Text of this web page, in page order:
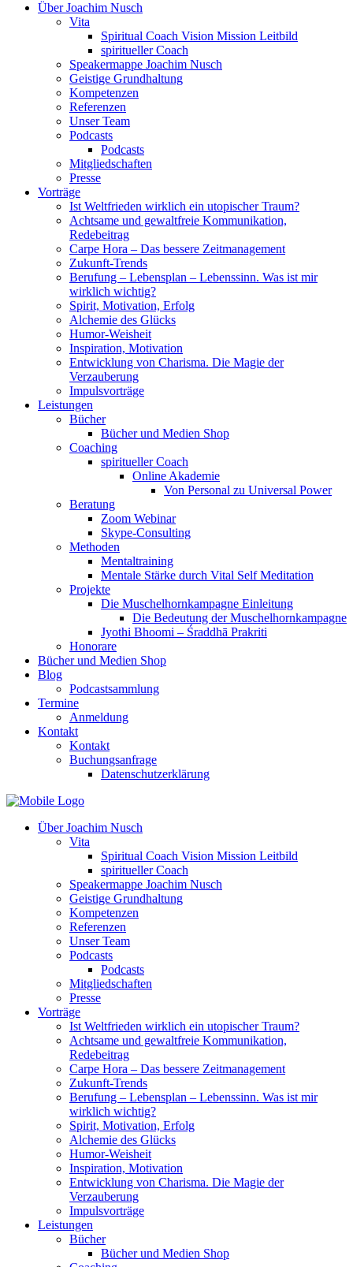
Über Joachim Nusch
Vita
Spiritual Coach Vision Mission Leitbild
spiritueller Coach
Speakermappe Joachim Nusch
Geistige Grundhaltung
Kompetenzen
Referenzen
Unser Team
Podcasts
Podcasts
Mitgliedschaften
Presse
Vorträge
Ist Weltfrieden wirklich ein utopischer Traum?
Achtsame und gewaltfreie Kommunikation,
Redebeitrag
Carpe Hora – Das bessere Zeitmanagement
Zukunft-Trends
Berufung – Lebensplan – Lebenssinn. Was ist mir
wirklich wichtig?
Spirit, Motivation, Erfolg
Alchemie des Glücks
Humor-Weisheit
Inspiration, Motivation
Entwicklung von Charisma. Die Magie der
Verzauberung
Impulsvorträge
Leistungen
Bücher
Bücher und Medien Shop
Coaching
spiritueller Coach
Online Akademie
Von Personal zu Universal Power
Beratung
Zoom Webinar
Skype-Consulting
Methoden
Mentaltraining
Mentale Stärke durch Vital Self Meditation
Projekte
Die Muschelhornkampagne Einleitung
Die Bedeutung der Muschelhornkampagne
Jyothi Bhoomi – Śraddhā Prakriti
Honorare
Bücher und Medien Shop
Blog
Podcastsammlung
Termine
Anmeldung
Kontakt
Kontakt
Buchungsanfrage
Datenschutzerklärung
Über Joachim Nusch
Vita
Spiritual Coach Vision Mission Leitbild
spiritueller Coach
Speakermappe Joachim Nusch
Geistige Grundhaltung
Kompetenzen
Referenzen
Unser Team
Podcasts
Podcasts
Mitgliedschaften
Presse
Vorträge
Ist Weltfrieden wirklich ein utopischer Traum?
Achtsame und gewaltfreie Kommunikation,
Redebeitrag
Carpe Hora – Das bessere Zeitmanagement
Zukunft-Trends
Berufung – Lebensplan – Lebenssinn. Was ist mir
wirklich wichtig?
Spirit, Motivation, Erfolg
Alchemie des Glücks
Humor-Weisheit
Inspiration, Motivation
Entwicklung von Charisma. Die Magie der
Verzauberung
Impulsvorträge
Leistungen
Bücher
Bücher und Medien Shop